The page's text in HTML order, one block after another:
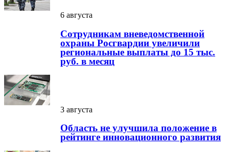
6 августа
Сотрудникам вневедомственной
охраны Росгвардии увеличили
региональные выплаты до 15 тыс.
руб. в месяц
3 августа
Область не улучшила положение в
рейтинге инновационного развития